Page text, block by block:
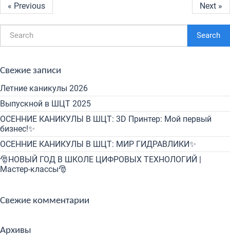
« Previous Next »
Search
Свежие записи
Летние каникулы 2026
Выпускной в ШЦТ 2025
ОСЕННИЕ КАНИКУЛЫ В ШЦТ: 3D Принтер: Мой первый
бизнес!✨
ОСЕННИЕ КАНИКУЛЫ В ШЦТ: МИР ГИДРАВЛИКИ✨
🎅НОВЫЙ ГОД В ШКОЛЕ ЦИФРОВЫХ ТЕХНОЛОГИЙ |
Мастер-классы🎅
Свежие комментарии
Архивы